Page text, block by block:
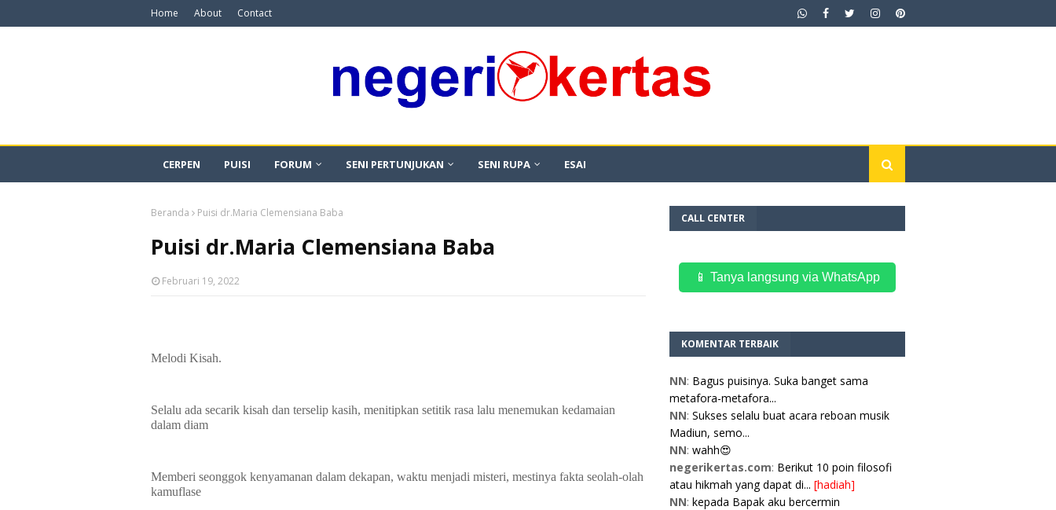
Home About Contact
CERPEN PUISI FORUM SENI PERTUNJUKAN SENI RUPA ESAI
Beranda Puisi dr.Maria Clemensiana Baba
Puisi dr.Maria Clemensiana Baba
Februari 19, 2022
Melodi Kisah.
Selalu ada secarik kisah dan terselip kasih, menitipkan setitik rasa lalu menemukan kedamaian
dalam diam
Memberi seonggok kenyamanan dalam dekapan, waktu menjadi misteri, mestinya fakta seolah-olah
kamuflase
CALL CENTER
📱 Tanya langsung via WhatsApp
KOMENTAR TERBAIK
NN: Bagus puisinya. Suka banget sama
metafora-metafora...
NN: Sukses selalu buat acara reboan musik
Madiun, semo...
NN: wahh😍
negerikertas.com: Berikut 10 poin filosofi
atau hikmah yang dapat di... [hadiah]
NN: kepada Bapak aku bercermin